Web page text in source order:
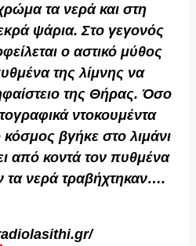
τα νερά και στη
ψάρια. Στο γεγονός
ο αστικό μύθος
της λίμνης να
της Θήρας. Όσο
ντοκουμέντα
βγήκε στο λιμάνι
από κοντά τον πυθμένα
τα νερά τραβήχτηκαν….